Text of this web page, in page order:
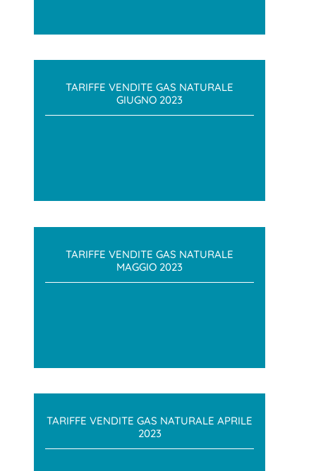
TARIFFE VENDITE GAS NATURALE
GIUGNO 2023
TARIFFE VENDITE GAS NATURALE
MAGGIO 2023
TARIFFE VENDITE GAS NATURALE APRILE
2023